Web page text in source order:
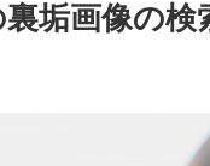
垢画像の検